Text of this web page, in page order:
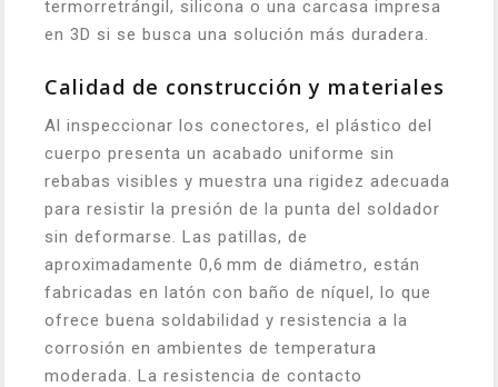
termorretrángil, silicona o una carcasa impresa
en 3D si se busca una solución más duradera.
Calidad de construcción y materiales
Al inspeccionar los conectores, el plástico del
cuerpo presenta un acabado uniforme sin
rebabas visibles y muestra una rigidez adecuada
para resistir la presión de la punta del soldador
sin deformarse. Las patillas, de
aproximadamente 0,6 mm de diámetro, están
fabricadas en latón con baño de níquel, lo que
ofrece buena soldabilidad y resistencia a la
corrosión en ambientes de temperatura
moderada. La resistencia de contacto